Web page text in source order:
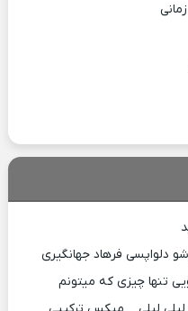
دلواپسی فرهاد جهانگیری
تنها چیزی که میتونم